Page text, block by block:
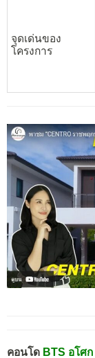
จุดเด่นของ
โครงการ
คอนโด BTS อโศก